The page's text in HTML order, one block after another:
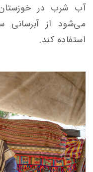
آب شرب در
می‌شود از آبرسانی
استفاده کند.